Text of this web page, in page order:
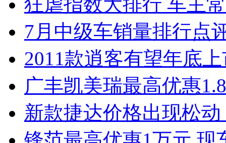
7月中级车销量排行点
2011款逍客有望年底
广丰凯美瑞最高优惠
新款捷达价格出现松